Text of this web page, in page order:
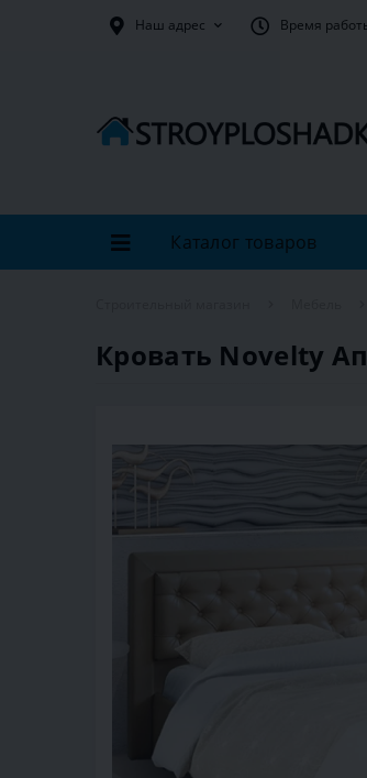
Наш адрес Время
Каталог товаров
Кровать Novelty